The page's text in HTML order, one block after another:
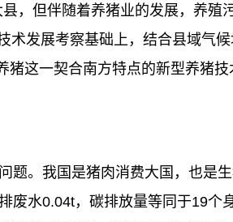
，但伴随着养猪业的发展，养殖
发展考察基础上，结合县域气
这一契合南方特点的新型养猪
。我国是猪肉消费大国，也是
水0.04t，碳排放量等同于19个